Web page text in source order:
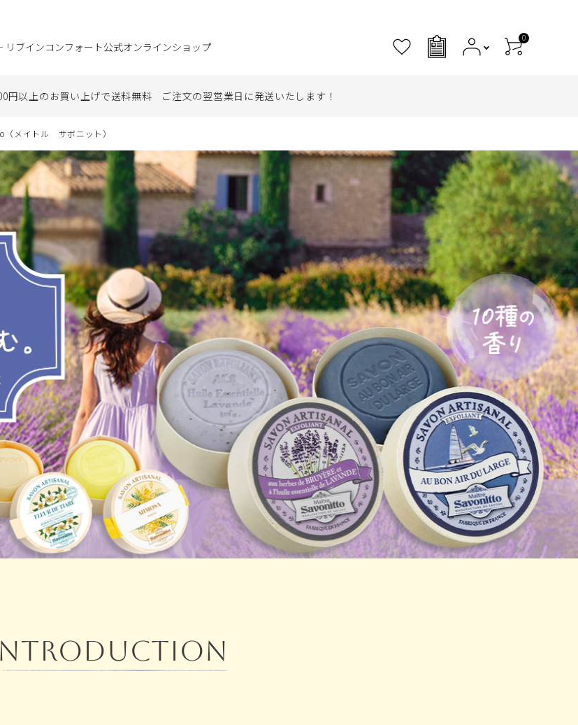
ブインコンフォート公式オンラインショップ
0
円以上のお買い上げで送料無料 ご注文の翌営業日に発送いたします！
メイトル サボニット）